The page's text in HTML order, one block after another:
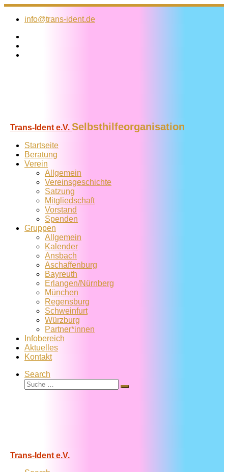
Zum
Inhalt
info@trans-ident.de
Trans-Ident e.V. Selbsthilfeorganisation
Startseite
Beratung
Verein
Allgemein
Vereins­geschichte
Satzung
Mitglied­schaft
Vorstand
Spenden
Gruppen
Allgemein
Kalender
Ansbach
Aschaffenburg
Bayreuth
Erlangen/Nürnberg
München
Regensburg
Schweinfurt
Würzburg
Partner*innen
Infobereich
Aktuelles
Kontakt
Search
Suche
Suche
Trans-Ident e.V.